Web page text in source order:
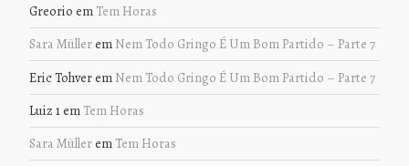
Greorio em Tem Horas
Sara Müllerem Nem Todo Gringo É Um Bom Partido – Parte 7
Eric Tohverem Nem Todo Gringo É Um Bom Partido – Parte 7
Luiz 1em Tem Horas
Sara Müllerem Tem Horas